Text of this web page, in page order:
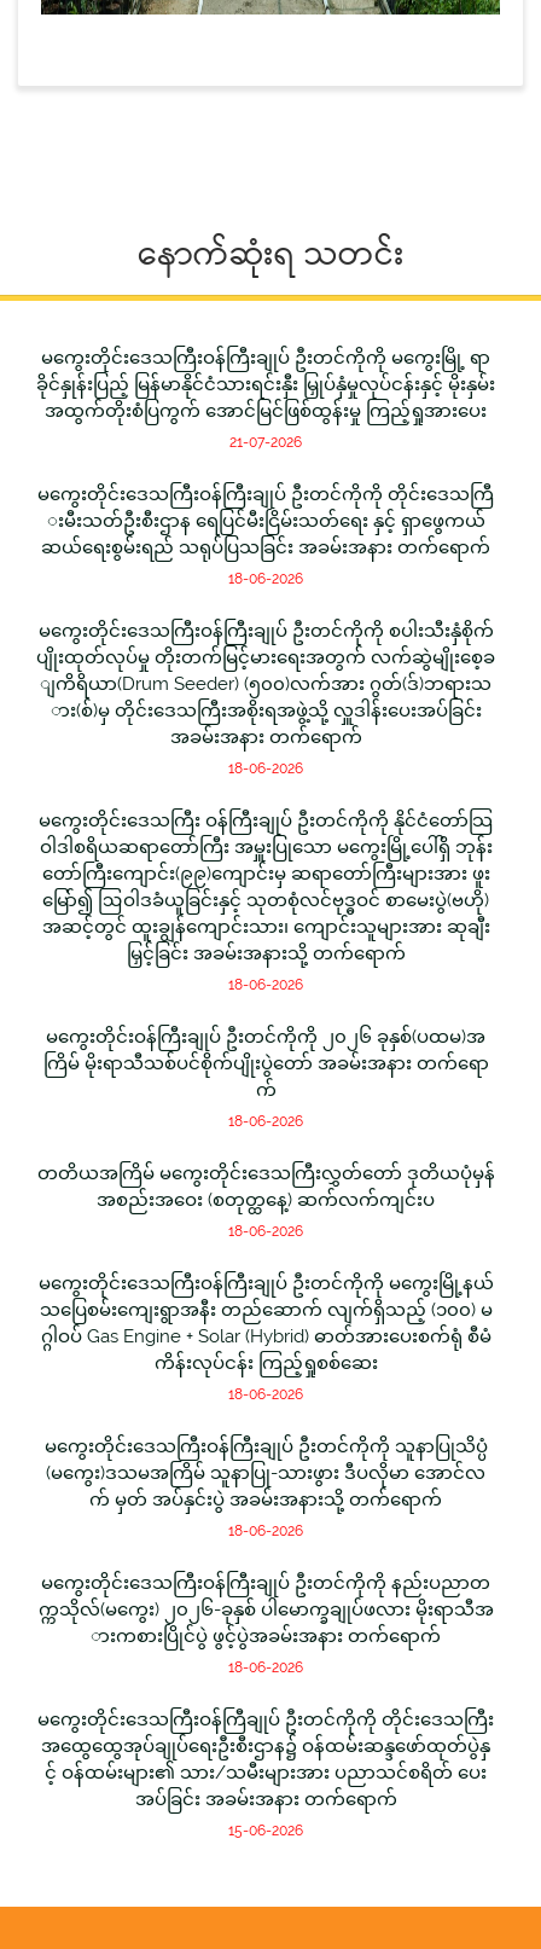
နောက်ဆုံးရ သတင်း
မကွေးတိုင်းဒေသကြီးဝန်ကြီးချုပ် ဦးတင်ကိုကို မကွေးမြို့ ရာ
ခိုင်နှုန်းပြည့် မြန်မာနိုင်ငံသားရင်းနှီး မြှုပ်နှံမှုလုပ်ငန်းနှင့် မိုးနှမ်း
အထွက်တိုးစံပြကွက် အောင်မြင်ဖြစ်ထွန်းမှု ကြည့်ရှုအားပေး
21-07-2026
မကွေးတိုင်းဒေသကြီးဝန်ကြီးချုပ် ဦးတင်ကိုကို တိုင်းဒေသကြီ
းမီးသတ်ဦးစီးဌာန ရေပြင်မီးငြိမ်းသတ်ရေး နှင့် ရှာဖွေကယ်
ဆယ်ရေးစွမ်းရည် သရုပ်ပြသခြင်း အခမ်းအနား တက်ရောက်
18-06-2026
မကွေးတိုင်းဒေသကြီးဝန်ကြီးချုပ် ဦးတင်ကိုကို စပါးသီးနှံစိုက်
ပျိုးထုတ်လုပ်မှု တိုးတက်မြင့်မားရေးအတွက် လက်ဆွဲမျိုးစေ့ခ
ျကိရိယာ(Drum Seeder) (၅၀၀)လက်အား ဂွတ်(ဒ်)ဘရားသ
ား(စ်)မှ တိုင်းဒေသကြီးအစိုးရအဖွဲ့သို့ လှူဒါန်းပေးအပ်ခြင်း
အခမ်းအနား တက်ရောက်
18-06-2026
မကွေးတိုင်းဒေသကြီး ဝန်ကြီးချုပ် ဦးတင်ကိုကို နိုင်ငံတော်သြ
ဝါဒါစရိယဆရာတော်ကြီး အမှူးပြုသော မကွေးမြို့ပေါ်ရှိ ဘုန်း
တော်ကြီးကျောင်း(၉၉)ကျောင်းမှ ဆရာတော်ကြီးများအား ဖူး
မြော်၍ ဩဝါဒခံယူခြင်းနှင့် သုတစုံလင်ဗုဒ္ဓဝင် စာမေးပွဲ(ဗဟို)
အဆင့်တွင် ထူးချွန်ကျောင်းသား၊ ကျောင်းသူများအား ဆုချီး
မြှင့်ခြင်း အခမ်းအနားသို့ တက်ရောက်
18-06-2026
မကွေးတိုင်းဝန်ကြီးချုပ် ဦးတင်ကိုကို ၂၀၂၆ ခုနှစ်(ပထမ)အ
ကြိမ် မိုးရာသီသစ်ပင်စိုက်ပျိုးပွဲတော် အခမ်းအနား တက်ရော
က်
18-06-2026
တတိယအကြိမ် မကွေးတိုင်းဒေသကြီးလွှတ်တော် ဒုတိယပုံမှန်
အစည်းအဝေး (စတုတ္ထနေ့) ဆက်လက်ကျင်းပ
18-06-2026
မကွေးတိုင်းဒေသကြီးဝန်ကြီးချုပ် ဦးတင်ကိုကို မကွေးမြို့နယ်
သပြေစမ်းကျေးရွာအနီး တည်ဆောက် လျက်ရှိသည့် (၁၀၀) မ
ဂ္ဂါဝပ် Gas Engine + Solar (Hybrid) ဓာတ်အားပေးစက်ရုံ စီမံ
ကိန်းလုပ်ငန်း ကြည့်ရှုစစ်ဆေး
18-06-2026
မကွေးတိုင်းဒေသကြီးဝန်ကြီးချုပ် ဦးတင်ကိုကို သူနာပြုသိပ္ပံ
(မကွေး)ဒသမအကြိမ် သူနာပြု-သားဖွား ဒီပလိုမာ အောင်လ
က် မှတ် အပ်နှင်းပွဲ အခမ်းအနားသို့ တက်ရောက်
18-06-2026
မကွေးတိုင်းဒေသကြီးဝန်ကြီးချုပ် ဦးတင်ကိုကို နည်းပညာတ
က္ကသိုလ်(မကွေး) ၂၀၂၆-ခုနှစ် ပါမောက္ခချုပ်ဖလား မိုးရာသီအ
ားကစားပြိုင်ပွဲ ဖွင့်ပွဲအခမ်းအနား တက်ရောက်
18-06-2026
မကွေးတိုင်းဒေသကြီးဝန်ကြီချုပ် ဦးတင်ကိုကို တိုင်းဒေသကြီး
အထွေထွေအုပ်ချုပ်ရေးဦးစီးဌာန၌ ဝန်ထမ်းဆန္ဒဖော်ထုတ်ပွဲနှ
င့် ဝန်ထမ်းများ၏ သား/သမီးများအား ပညာသင်စရိတ် ပေး
အပ်ခြင်း အခမ်းအနား တက်ရောက်
15-06-2026